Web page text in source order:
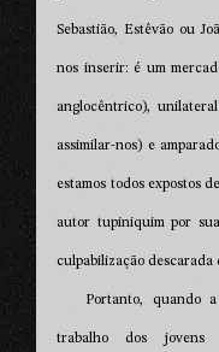
Sebastião, Estêvão ou
nos inserir: é um
anglocêntrico),
assimilar-nos) e
estamos todos expostos
autor tupiniquim por
culpabilização descarada
Portanto, quando
trabalho dos jovens